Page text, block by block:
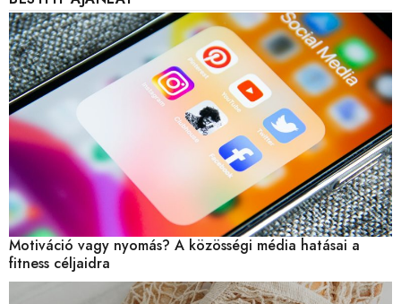
Motiváció vagy nyomás? A közösségi média hatásai a
fitness céljaidra